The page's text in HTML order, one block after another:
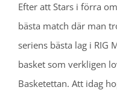
Efter att Stars i förra
bästa match där man
seriens bästa lag i RIG
basket som verkligen
Basketettan. Att idag